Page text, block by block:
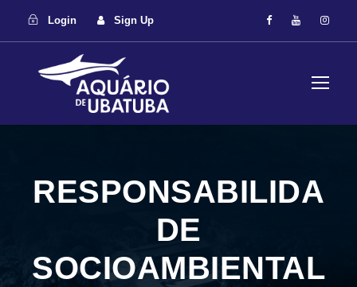
Login Sign Up
RESPONSABILIDA
DE
SOCIOAMBIENTAL